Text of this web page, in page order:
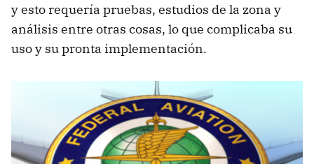
y esto requería pruebas, estudios de la zona y
análisis entre otras cosas, lo que complicaba su
uso y su pronta implementación.